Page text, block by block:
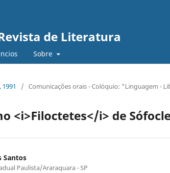
de Literatura
Sobre
1991 / Comunicações orais - Colóquio: "Linguagem -
<i>Filoctetes</i> de
Santos
Paulista/Araraquara - SP